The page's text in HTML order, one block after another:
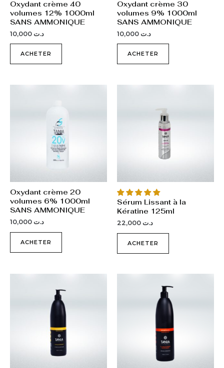
Oxydant crème 40
volumes 12% 1000ml
SANS AMMONIQUE
د.ت
ACHETER
Oxydant crème 30
volumes 9% 1000ml
SANS AMMONIQUE
د.ت
ACHETER
Oxydant crème 20
volumes 6% 1000ml
SANS AMMONIQUE
د.ت
ACHETER
Sérum Lissant à la
Kératine 125ml
د.ت
ACHETER